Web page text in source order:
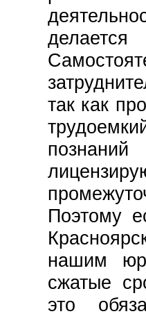
так как
Поэтому
нашим
сжатые
это